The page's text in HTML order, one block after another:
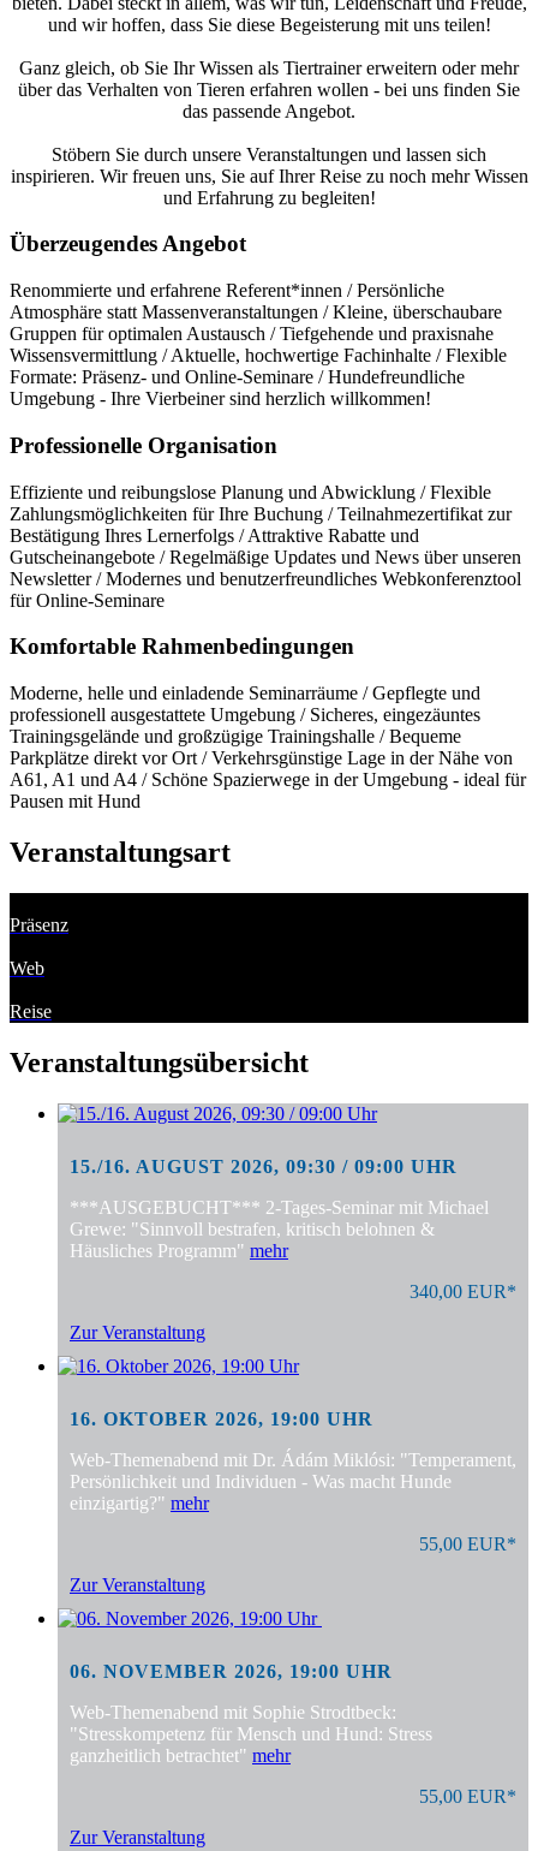
und wir hoffen, dass Sie diese Begeisterung mit uns teilen!
Ganz gleich, ob Sie Ihr Wissen als Tiertrainer erweitern oder mehr
über das Verhalten von Tieren erfahren wollen - bei uns finden Sie
das passende Angebot.
Stöbern Sie durch unsere Veranstaltungen und lassen sich
inspirieren. Wir freuen uns, Sie auf Ihrer Reise zu noch mehr Wissen
und Erfahrung zu begleiten!
Überzeugendes Angebot
Renommierte und erfahrene Referent*innen / Persönliche
Atmosphäre statt Massenveranstaltungen / Kleine, überschaubare
Gruppen für optimalen Austausch / Tiefgehende und praxisnahe
Wissensvermittlung / Aktuelle, hochwertige Fachinhalte / Flexible
Formate: Präsenz- und Online-Seminare / Hundefreundliche
Umgebung - Ihre Vierbeiner sind herzlich willkommen!
Professionelle Organisation
Effiziente und reibungslose Planung und Abwicklung / Flexible
Zahlungsmöglichkeiten für Ihre Buchung / Teilnahmezertifikat zur
Bestätigung Ihres Lernerfolgs / Attraktive Rabatte und
Gutscheinangebote / Regelmäßige Updates und News über unseren
Newsletter / Modernes und benutzerfreundliches Webkonferenztool
für Online-Seminare
Komfortable Rahmenbedingungen
Moderne, helle und einladende Seminarräume / Gepflegte und
professionell ausgestattete Umgebung / Sicheres, eingezäuntes
Trainingsgelände und großzügige Trainingshalle / Bequeme
Parkplätze direkt vor Ort / Verkehrsgünstige Lage in der Nähe von
A61, A1 und A4 / Schöne Spazierwege in der Umgebung - ideal für
Pausen mit Hund
Veranstaltungsart
Präsenz
Web
Reise
Veranstaltungsübersicht
15./16. AUGUST 2026, 09:30 / 09:00 UHR
***AUSGEBUCHT*** 2-Tages-Seminar mit Michael
Grewe: "Sinnvoll bestrafen, kritisch belohnen &
Häusliches Programm" mehr
340,00 EUR*
Zur Veranstaltung
16. OKTOBER 2026, 19:00 UHR
Web-Themenabend mit Dr. Ádám Miklósi: "Temperament,
Persönlichkeit und Individuen - Was macht Hunde
einzigartig?" mehr
55,00 EUR*
Zur Veranstaltung
06. NOVEMBER 2026, 19:00 UHR
Web-Themenabend mit Sophie Strodtbeck:
"Stresskompetenz für Mensch und Hund: Stress
ganzheitlich betrachtet" mehr
55,00 EUR*
Zur Veranstaltung